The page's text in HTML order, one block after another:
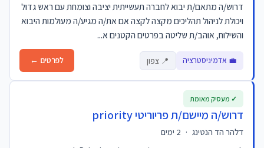
דרוש/ה מתאם/ת יבוא לחברה תעשייתית יציבה וצומחת עם ראש גדול
ויכולת לניהול תהליכים מקצה לקצה אם את/ה מגיע/ה מעולמות היבוא
והשילוח, אוהב/ת שליטה בפרטים הקטנים א...
💼 אדמיניסטרציה 📍 צפון לפרטים ←
דרוש/ה מיישם/ת פריוריטי priority
דלהר הד הנטינג ·
✓ מעסיק מאומת